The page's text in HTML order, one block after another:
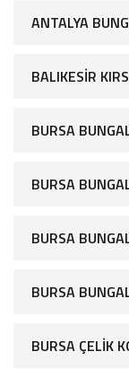
ANTALYA
BALIKESIR
BURSA
BURSA
BURSA
BURSA
BURSA ÇELIK